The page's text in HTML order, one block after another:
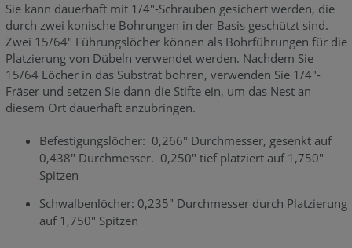
Sie kann dauerhaft mit 1/4"-Schrauben gesichert werden, die
durch zwei konische Bohrungen in der Basis geschützt sind.
Zwei 15/64" Führungslöcher können als Bohrführungen für die
Platzierung von Dübeln verwendet werden. Nachdem Sie
15/64 Löcher in das Substrat bohren, verwenden Sie 1/4"-
Fräser und setzen Sie dann die Stifte ein, um das Nest an
diesem Ort dauerhaft anzubringen.
Befestigungslöcher: 0,266" Durchmesser, gesenkt auf
0,438" Durchmesser. 0,250" tief platziert auf 1,750"
Spitzen
Schwalbenlöcher: 0,235" Durchmesser durch Platzierung
auf 1,750" Spitzen